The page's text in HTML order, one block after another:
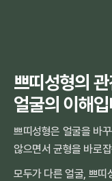
쁘띠성형의
얼굴의 이해
쁘띠성형은 얼굴을 바
않으면서 균형을 바로
모두가 다른 얼굴, 쁘띠